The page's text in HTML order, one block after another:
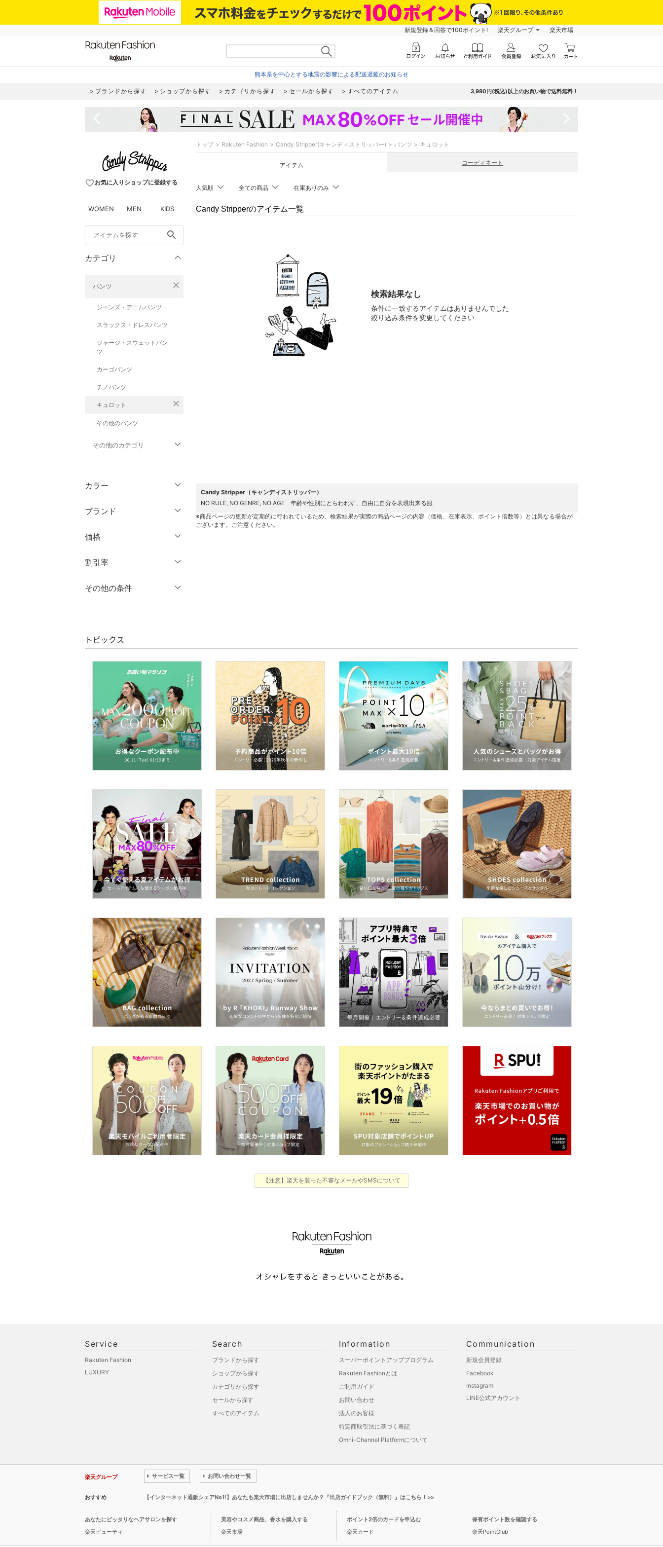
新規登録＆回答で100ポイント! 楽天グループ 楽天市場
熊本県を中心とする地震の影響による配送遅延のお知らせ
ブランドから探す ショップから探す カテゴリから探す セールから探す すべてのアイテム 3,980円(税込)以上のお買い物で送料無料！
favorite_borderお気に入りショップに登録する
WOMEN MEN KIDS
search
カテゴリ
パンツ close
ジーンズ・デニムパンツ
スラックス・ドレスパンツ
ジャージ・スウェットパン
ツ
カーゴパンツ
チノパンツ
キュロット close
その他のパンツ
その他のカテゴリ
ジャケット・アウター
ワンピース・ドレス
スカート
オールインワン・オーバ
バッグ
インナー・ルームウェア
靴下・レッグウェア
ファッション雑貨
アクセサリー・腕時計
財布・ポーチ・ケース
ー用品
スーツ・フォーマル
水着・スイムグッズ
着物・浴衣・和装小物
ベースメイク
メイクアップ
ネイル
ボディケア・オーラルケ
フレグランス
メイク道具・美容器具
コフレ・キット・セット
食器・調理器具・キッチ
ン用品
インテリア・生活雑貨
カラー
クリア
ブランド
価格
絞り込み
割引率
％OFF～ ％OFF
その他の条件
クリア 絞り込み
トップ Rakuten Fashion Candy Stripper(キャンディストリッパー) パンツ キュロット
アイテム コーディネート
人気順 全ての商品 在庫ありのみ
Candy Stripperのアイテム一覧
検索結果なし
条件に一致するアイテムはありませんでした
絞り込み条件を変更してください
Candy Stripper（キャンディストリッパー）
NO RULE, NO GENRE, NO AGE 年齢や性別にとらわれず、自由に自分を表現出来る服
※商品ページの更新が定期的に行われているため、検索結果が実際の商品ページの内容（価格、在庫表示、ポイント倍数等）とは異なる場合が
ございます。ご注意ください。
トピックス
【注意】楽天を装った不審なメールやSMSについて
Service
Rakuten Fashion
LUXURY
Search
ブランドから探す
ショップから探す
カテゴリから探す
セールから探す
すべてのアイテム
Information
スーパーポイントアッププログラム
Rakuten Fashionとは
ご利用ガイド
お問い合わせ
法人のお客様
特定商取引法に基づく表記
Omni-Channel Platformについて
Communication
新規会員登録
Facebook
Instagram
LINE公式アカウント
楽天グループ サービス一覧 お問い合わせ一覧
おすすめ 【インターネット通販シェアNo1!】あなたも楽天市場に出店しませんか？『出店ガイドブック（無料）』はこちら！>>
あなたにピッタリなヘアサロンを探す
楽天ビューティ
美容やコスメ商品、香水を購入する
楽天市場
ポイント2倍のカードを申込む
楽天カード
保有ポイント数を確認する
楽天PointClub